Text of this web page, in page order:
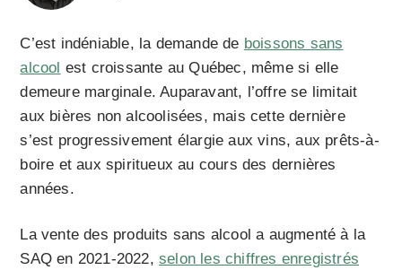
C’est indéniable, la demande de boissons sans
alcool est croissante au Québec, même si elle
demeure marginale. Auparavant, l’offre se limitait
aux bières non alcoolisées, mais cette dernière
s’est progressivement élargie aux vins, aux prêts-à-
boire et aux spiritueux au cours des dernières
années.
La vente des produits sans alcool a augmenté à la
SAQ en 2021-2022,selon les chiffres enregistrés